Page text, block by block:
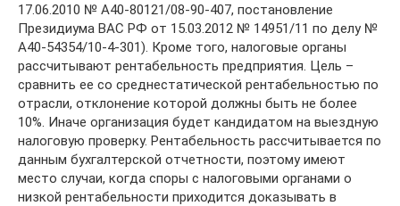
17.06.2010 № А40-80121/08-90-407, постановление
Президиума ВАС РФ от 15.03.2012 № 14951/11 по делу №
А40-54354/10-4-301). Кроме того, налоговые органы
рассчитывают рентабельность предприятия. Цель –
сравнить ее со среднестатической рентабельностью по
отрасли, отклонение которой должны быть не более
10%. Иначе организация будет кандидатом на выездную
налоговую проверку. Рентабельность рассчитывается по
данным бухгалтерской отчетности, поэтому имеют
место случаи, когда споры с налоговыми органами о
низкой рентабельности приходится доказывать в